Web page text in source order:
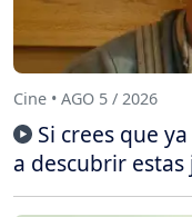
Cine • AGO 5 / 2026
Si crees que
a descubrir